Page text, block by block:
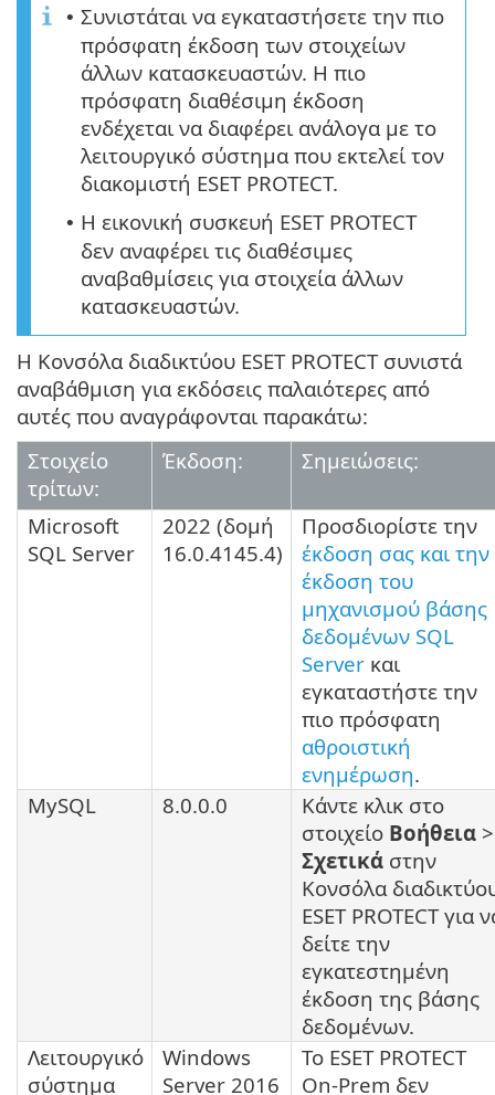
• Συνιστάται να εγκαταστήσετε την πιο
πρόσφατη έκδοση των στοιχείων
άλλων κατασκευαστών. Η πιο
πρόσφατη διαθέσιμη έκδοση
ενδέχεται να διαφέρει ανάλογα με το
λειτουργικό σύστημα που εκτελεί τον
διακομιστή ESET PROTECT.
• Η εικονική συσκευή ESET PROTECT
δεν αναφέρει τις διαθέσιμες
αναβαθμίσεις για στοιχεία άλλων
κατασκευαστών.
Η Κονσόλα διαδικτύου ESET PROTECT συνιστά
αναβάθμιση για εκδόσεις παλαιότερες από
αυτές που αναγράφονται παρακάτω:
Στοιχείο
τρίτων:
Έκδοση: Σημειώσεις:
Microsoft
SQL Server
2022 (δομή
16.0.4145.4)
Προσδιορίστε την
έκδοση σας και την
έκδοση του
μηχανισμού βάσης
δεδομένων SQL
Server και
εγκαταστήστε την
πιο πρόσφατη
αθροιστική
ενημέρωση.
MySQL
8.0.0.0
Κάντε κλικ στο
στοιχείο Βοήθεια >
Σχετικά στην
Κονσόλα
ESET PROTECT για
δείτε την
εγκατεστημένη
έκδοση της βάσης
δεδομένων.
Λειτουργικό
σύστημα
Windows
Server 2016
Το ESET PROTECT
On-Prem δεν